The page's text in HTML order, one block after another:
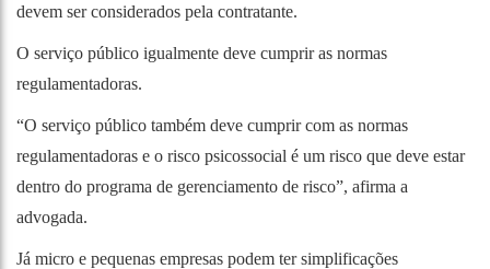
devem ser considerados pela contratante.
O serviço público igualmente deve cumprir as normas
regulamentadoras.
“O serviço público também deve cumprir com as normas
regulamentadoras e o risco psicossocial é um risco que deve estar
dentro do programa de gerenciamento de risco”, afirma a
advogada.
Já micro e pequenas empresas podem ter simplificações